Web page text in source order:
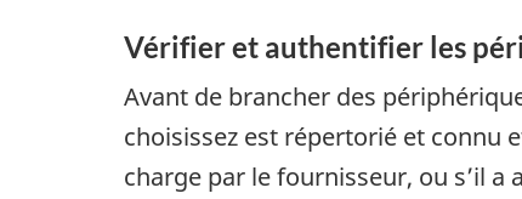
Vérifier et authentifier les
Avant de brancher des
choisissez est répertorié et connu
charge par le fournisseur, ou s’il